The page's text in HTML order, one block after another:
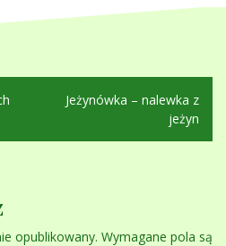
Jeżynówka – nalewka z
jeżyn
opublikowany. Wymagane pola są